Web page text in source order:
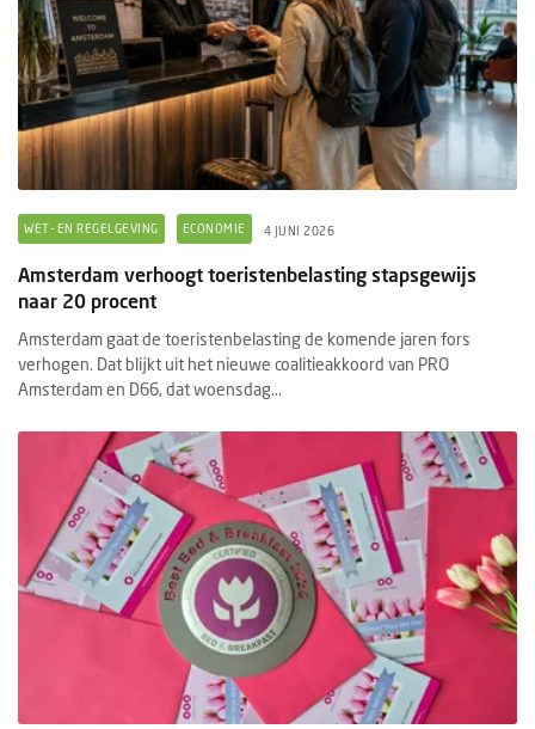
WET- EN REGELGEVING ECONOMIE 4 JUNI 2026
Amsterdam verhoogt toeristenbelasting stapsgewijs
naar 20 procent
Amsterdam gaat de toeristenbelasting de komende jaren fors
verhogen. Dat blijkt uit het nieuwe coalitieakkoord van PRO
Amsterdam en D66, dat woensdag...